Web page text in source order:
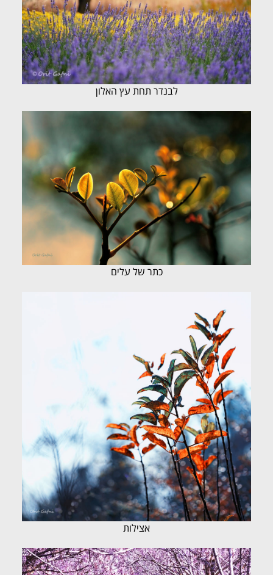
לבנדר תחת עץ האלון
כתר של עלים
אצילות